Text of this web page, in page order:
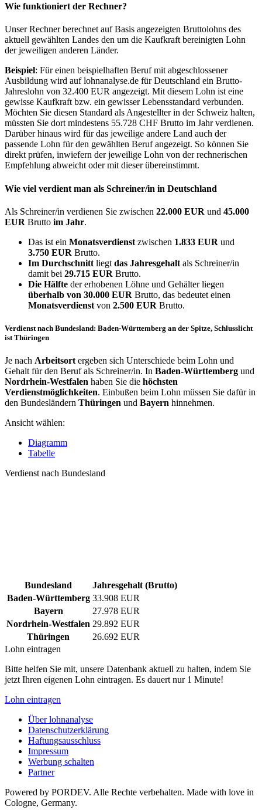
Wie funktioniert der Rechner?
Unser Rechner berechnet auf Basis angezeigten Bruttolohns des
aktuell gewählten Landes den um die Kaufkraft bereinigten Lohn
der jeweiligen anderen Länder.
Beispiel: Für einen beispielhaften Beruf mit abgeschlossener
Ausbildung wird auf lohnanalyse.de für Deutschland ein Brutto-
Jahreslohn von 32.400 EUR angezeigt. Mit diesem Lohn ist eine
gewisse Kaufkraft bzw. ein gewisser Lebensstandard verbunden.
Möchten Sie diesen Standard als Angestellter in der Schweiz halten,
müssten Sie dort mindestens 55.728 CHF Brutto im Jahr verdienen.
Darüber hinaus wird für das jeweilige andere Land auch der
passende Lohn für den gewählten Beruf angezeigt. So können Sie
direkt prüfen, inwiefern der jeweilige Lohn von der rechnerischen
Empfehlung abweicht oder mit dieser übereinstimmt.
Wie viel verdient man als Schreiner/in in Deutschland
Als Schreiner/in verdienen Sie zwischen 22.000 EUR und 45.000
EUR Brutto im Jahr.
Das ist ein Monatsverdienst zwischen 1.833 EUR und
3.750 EUR Brutto.
Im Durchschnitt liegt das Jahresgehalt als Schreiner/in
damit bei 29.715 EUR Brutto.
Die Hälfte der erhobenen Löhne und Gehälter liegen
überhalb von 30.000 EUR Brutto, das bedeutet einen
Monatsverdienst von 2.500 EUR Brutto.
Verdienst nach Bundesland: Baden-Württemberg an der Spitze, Schlusslicht
ist Thüringen
Je nach Arbeitsort ergeben sich Unterschiede beim Lohn und
Gehalt für den Beruf als Schreiner/in. In Baden-Württemberg und
Nordrhein-Westfalen haben Sie die höchsten
Verdienstmöglichkeiten. Einbußen beim Lohn müssen Sie dafür in
den Bundesländern Thüringen und Bayern hinnehmen.
Ansicht wählen:
Diagramm
Tabelle
Verdienst nach Bundesland
Bundesland
Jahresgehalt (Brutto)
Baden-Württemberg 33.908 EUR
Bayern
27.978 EUR
Nordrhein-Westfalen 29.892 EUR
Thüringen
26.692 EUR
Lohn eintragen
Bitte helfen Sie mit, unsere Datenbank aktuell zu halten, indem Sie
jetzt Ihren eigenen Lohn eintragen. Es dauert nur 1 Minute!
Lohn eintragen
Über lohnanalyse
Datenschutzerklärung
Haftungsausschluss
Impressum
Werbung schalten
Partner
Powered by PORDEV. Alle Rechte verbehalten. Made with love in
Cologne, Germany.